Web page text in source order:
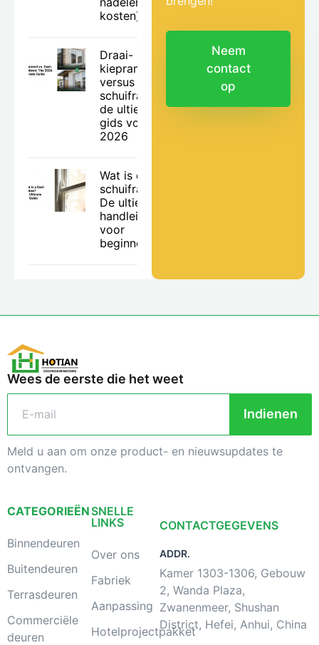
kosten)
Draai-
kiepramen
versus
schuiframen:
de ultieme
gids voor
2026
Wat is een
schuifraam?
De ultieme
handleiding
voor
beginners.
Neem
contact
op
Wees de eerste die het weet
Indienen
Meld u aan om onze product- en nieuwsupdates te
ontvangen.
CATEGORIEËN
Binnendeuren
Buitendeuren
Terrasdeuren
Commerciële
deuren
SNELLE
LINKS
Over ons
Fabriek
Aanpassing
Hotelprojectpakket
CONTACTGEGEVENS
ADDR.
Kamer 1303-1306, Gebouw
2, Wanda Plaza,
Zwanenmeer, Shushan
District, Hefei, Anhui, China